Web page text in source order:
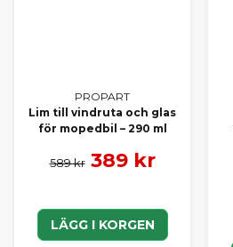
PROPART
Lim till vindruta och glas
för mopedbil – 290 ml
589 kr 389 kr
LÄGG I KORGEN